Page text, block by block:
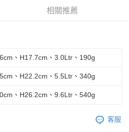
用他人資訊註冊。若發現惡意使用之情形，
相關推薦
、H17.7cm、3.0Ltr、190g
、H22.2cm、5.5Ltr、340g
、H26.2cm、9.6Ltr、540g
客服